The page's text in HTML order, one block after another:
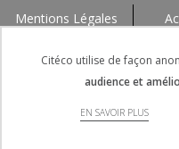
Mentions Légales
Citéco utilise de façon
audience et
EN SAVOIR PLUS